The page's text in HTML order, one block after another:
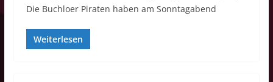
Die Buchloer Piraten haben am Sonntagabend
Weiterlesen